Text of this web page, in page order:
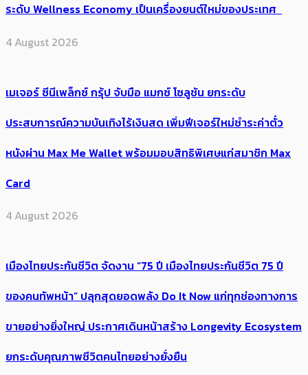
ระดับ Wellness Economy เป็นเครื่องยนต์ใหม่ของประเทศ
4 August 2026
เมเจอร์ ซีนีเพล็กซ์ กรุ้ป จับมือ แมกซ์ โซลูชัน ยกระดับ
ประสบการณ์ความบันเทิงไร้เงินสด เพิ่มฟีเจอร์ใหม่ชำระค่าตั๋ว
หนังผ่าน Max Me Wallet พร้อมมอบสิทธิพิเศษแก่สมาชิก Max
Card
4 August 2026
เมืองไทยประกันชีวิต จัดงาน “75 ปี เมืองไทยประกันชีวิต 75 ปี
ของคนทัพหน้า” ปลุกสุดยอดพลัง Do It Now แก่ทุกช่องทางการ
ขายอย่างยิ่งใหญ่ ประกาศเดินหน้าสร้าง Longevity Ecosystem
ยกระดับคุณภาพชีวิตคนไทยอย่างยั่งยืน